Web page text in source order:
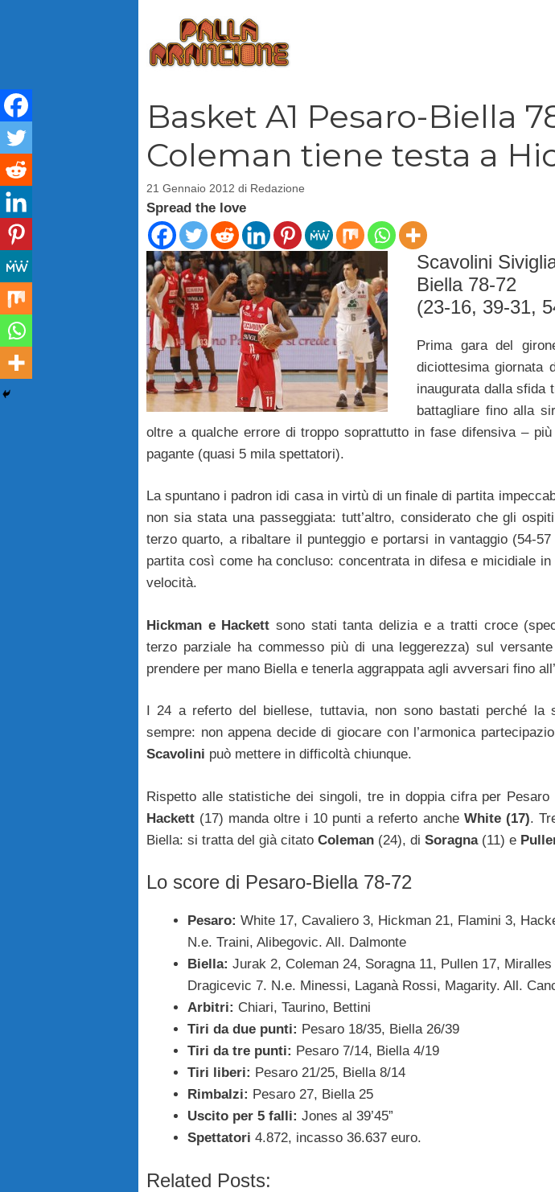
Basket A1 Pesaro-Biella
Coleman tiene testa a
21 Gennaio 2012 di Redazione
Spread the love
Scavolini
Biella 78-72
(23-16, 39-31,
Prima gara del
diciottesima giornata
inaugurata dalla sfida
battagliare fino alla
oltre a qualche errore di troppo soprattutto in fase difensiva –
pagante (quasi 5 mila spettatori).
La spuntano i padron idi casa in virtù di un finale di partita
non sia stata una passeggiata: tutt’altro, considerato che gli
terzo quarto, a ribaltare il punteggio e portarsi in vantaggio (54-57
partita così come ha concluso: concentrata in difesa e micidiale
velocità.
Hickman e Hackett sono stati tanta delizia e a tratti croce
terzo parziale ha commesso più di una leggerezza) sul
prendere per mano Biella e tenerla aggrappata agli avversari fino
I 24 a referto del biellese, tuttavia, non sono bastati perché la
sempre: non appena decide di giocare con l’armonica
Scavolini può mettere in difficoltà chiunque.
Rispetto alle statistiche dei singoli, tre in doppia cifra per
Hackett (17) manda oltre i 10 punti a referto anche White (17).
Biella: si tratta del già citato Coleman (24), di Soragna(11) e
Lo score di Pesaro-Biella 78-72
Pesaro: White 17, Cavaliero 3, Hickman 21, Flamini 3,
N.e. Traini, Alibegovic. All. Dalmonte
Biella: Jurak 2, Coleman 24, Soragna 11, Pullen 17,
Dragicevic 7. N.e. Minessi, Laganà Rossi, Magarity. All.
Arbitri: Chiari, Taurino, Bettini
Tiri da due punti: Pesaro 18/35, Biella 26/39
Tiri da tre punti: Pesaro 7/14, Biella 4/19
Tiri liberi: Pesaro 21/25, Biella 8/14
Rimbalzi: Pesaro 27, Biella 25
Uscito per 5 falli: Jones al 39’45”
Spettatori 4.872, incasso 36.637 euro.
Related Posts: